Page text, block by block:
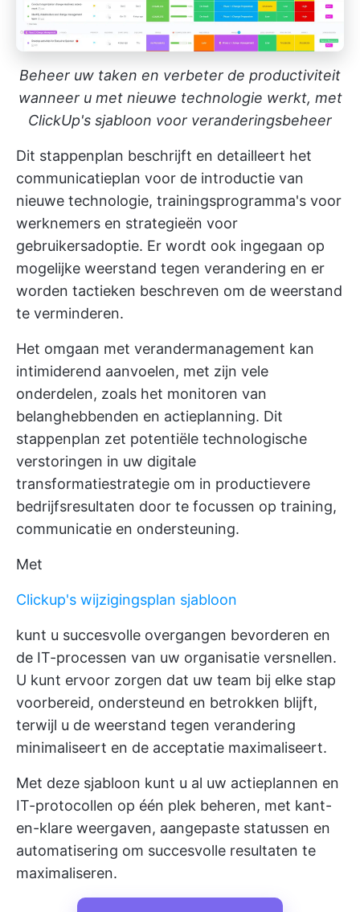
Beheer uw taken en verbeter de productiviteit
wanneer u met nieuwe technologie werkt, met
ClickUp's sjabloon voor veranderingsbeheer
Dit stappenplan beschrijft en detailleert het
communicatieplan voor de introductie van
nieuwe technologie, trainingsprogramma's voor
werknemers en strategieën voor
gebruikersadoptie. Er wordt ook ingegaan op
mogelijke weerstand tegen verandering en er
worden tactieken beschreven om de weerstand
te verminderen.
Het omgaan met verandermanagement kan
intimiderend aanvoelen, met zijn vele
onderdelen, zoals het monitoren van
belanghebbenden en actieplanning. Dit
stappenplan zet potentiële technologische
verstoringen in uw digitale
transformatiestrategie om in productievere
bedrijfsresultaten door te focussen op training,
communicatie en ondersteuning.
Met
Clickup's wijzigingsplan sjabloon
kunt u succesvolle overgangen bevorderen en
de IT-processen van uw organisatie versnellen.
U kunt ervoor zorgen dat uw team bij elke stap
voorbereid, ondersteund en betrokken blijft,
terwijl u de weerstand tegen verandering
minimaliseert en de acceptatie maximaliseert.
Met deze sjabloon kunt u al uw actieplannen en
IT-protocollen op één plek beheren, met kant-
en-klare weergaven, aangepaste statussen en
automatisering om succesvolle resultaten te
maximaliseren.